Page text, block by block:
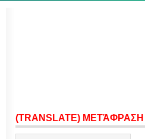
(TRANSLATE) ΜΕΤΆΦΡΑΣΗ